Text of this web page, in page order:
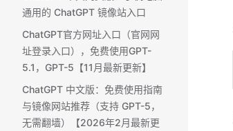
通用的 ChatGPT 镜像站入口
ChatGPT官方网址入口（官网网
址登录入口），免费使用GPT-
5.1，GPT-5【11月最新更新】
ChatGPT 中文版：免费使用指南
与镜像网站推荐（支持 GPT-5，
无需翻墙）【2026年2月最新更